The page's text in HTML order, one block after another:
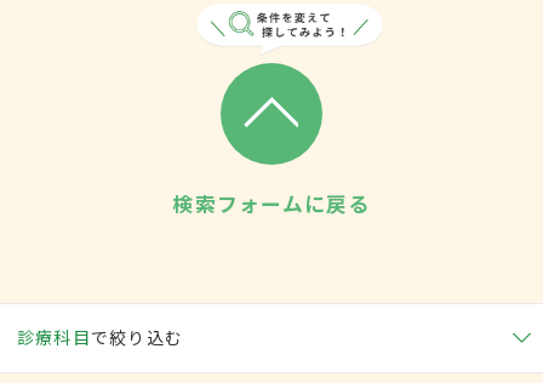
検索フォームに戻る
診療科目で絞り込む